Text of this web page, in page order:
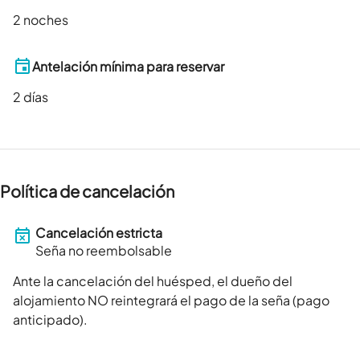
2 noches
Antelación mínima para reservar
2 días
Política de cancelación
Cancelación estricta
Seña no reembolsable
Ante la cancelación del huésped, el dueño del
alojamiento NO reintegrará el pago de la seña (pago
anticipado).